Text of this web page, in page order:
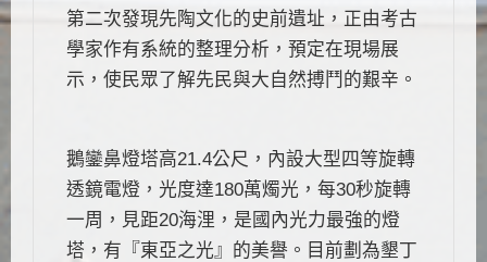
第二次發現先陶文化的史前遺址，正由考古
學家作有系統的整理分析，預定在現場展
示，使民眾了解先民與大自然搏鬥的艱辛。
鵝鑾鼻燈塔高21.4公尺，內設大型四等旋轉
透鏡電燈，光度達180萬燭光，每30秒旋轉
一周，見距20海浬，是國內光力最強的燈
塔，有『東亞之光』的美譽。目前劃為墾丁